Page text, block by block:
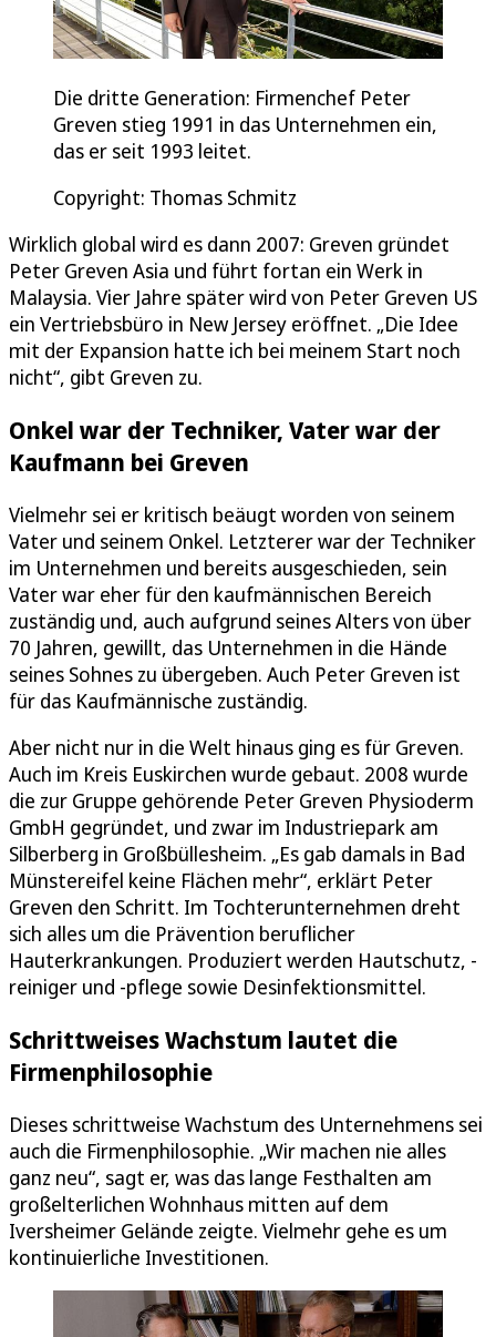
Die dritte Generation: Firmenchef Peter
Greven stieg 1991 in das Unternehmen ein,
das er seit 1993 leitet.
Copyright: Thomas Schmitz
Wirklich global wird es dann 2007: Greven gründet
Peter Greven Asia und führt fortan ein Werk in
Malaysia. Vier Jahre später wird von Peter Greven US
ein Vertriebsbüro in New Jersey eröffnet. „Die Idee
mit der Expansion hatte ich bei meinem Start noch
nicht“, gibt Greven zu.
Onkel war der Techniker, Vater war der
Kaufmann bei Greven
Vielmehr sei er kritisch beäugt worden von seinem
Vater und seinem Onkel. Letzterer war der Techniker
im Unternehmen und bereits ausgeschieden, sein
Vater war eher für den kaufmännischen Bereich
zuständig und, auch aufgrund seines Alters von über
70 Jahren, gewillt, das Unternehmen in die Hände
seines Sohnes zu übergeben. Auch Peter Greven ist
für das Kaufmännische zuständig.
Aber nicht nur in die Welt hinaus ging es für Greven.
Auch im Kreis Euskirchen wurde gebaut. 2008 wurde
die zur Gruppe gehörende Peter Greven Physioderm
GmbH gegründet, und zwar im Industriepark am
Silberberg in Großbüllesheim. „Es gab damals in Bad
Münstereifel keine Flächen mehr“, erklärt Peter
Greven den Schritt. Im Tochterunternehmen dreht
sich alles um die Prävention beruflicher
Hauterkrankungen. Produziert werden Hautschutz, -
reiniger und -pflege sowie Desinfektionsmittel.
Schrittweises Wachstum lautet die
Firmenphilosophie
Dieses schrittweise Wachstum des Unternehmens sei
auch die Firmenphilosophie. „Wir machen nie alles
ganz neu“, sagt er, was das lange Festhalten am
großelterlichen Wohnhaus mitten auf dem
Iversheimer Gelände zeigte. Vielmehr gehe es um
kontinuierliche Investitionen.